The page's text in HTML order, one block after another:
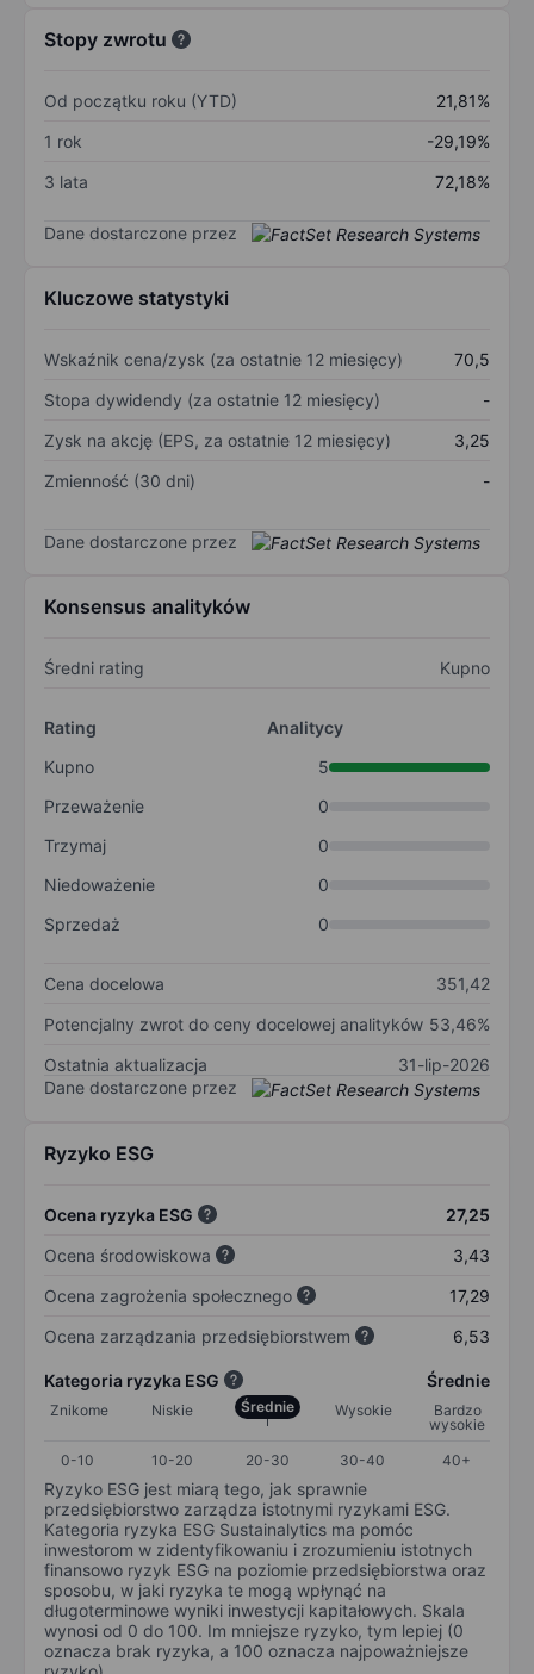
Stopy zwrotu
Od początku roku (YTD)
21,81%
1 rok
-29,19%
3 lata
72,18%
Dane dostarczone przez
Kluczowe statystyki
Wskaźnik cena/zysk (za ostatnie 12 miesięcy)
70,5
Stopa dywidendy (za ostatnie 12 miesięcy)
-
Zysk na akcję (EPS, za ostatnie 12 miesięcy)
3,25
Zmienność (30 dni)
-
Dane dostarczone przez
Konsensus analityków
Średni rating Kupno
Rating
Analitycy
Kupno
5
Przeważenie
0
Trzymaj
0
Niedoważenie
0
Sprzedaż
0
Cena docelowa
351,42
Potencjalny zwrot do ceny docelowej analityków 53,46%
Ostatnia aktualizacja
31-lip-2026
Dane dostarczone przez
Ryzyko ESG
Ocena ryzyka ESG
27,25
Ocena środowiskowa
3,43
Ocena zagrożenia społecznego
17,29
Ocena zarządzania przedsiębiorstwem
6,53
Kategoria ryzyka ESG Średnie
Znikome Niskie Średnie Wysokie
Bardzo
wysokie
0-10
10-20 20-30 30-40 40+
Ryzyko ESG jest miarą tego, jak sprawnie
przedsiębiorstwo zarządza istotnymi ryzykami ESG.
Kategoria ryzyka ESG Sustainalytics ma pomóc
inwestorom w zidentyfikowaniu i zrozumieniu istotnych
finansowo ryzyk ESG na poziomie przedsiębiorstwa oraz
sposobu, w jaki ryzyka te mogą wpłynąć na
długoterminowe wyniki inwestycji kapitałowych. Skala
wynosi od 0 do 100. Im mniejsze ryzyko, tym lepiej (0
oznacza brak ryzyka, a 100 oznacza najpoważniejsze